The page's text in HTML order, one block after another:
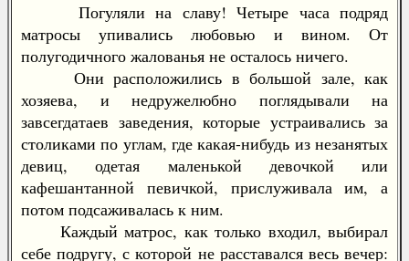
Погуляли на славу! Четыре часа подряд
матросы упивались любовью и вином. От
полугодичного жалованья не осталось ничего.
Они расположились в большой зале, как
хозяева, и недружелюбно поглядывали на
завсегдатаев заведения, которые устраивались за
столиками по углам, где какая-нибудь из незанятых
девиц, одетая маленькой девочкой или
кафешантанной певичкой, прислуживала им, а
потом подсаживалась к ним.
Каждый матрос, как только входил, выбирал
себе подругу, с которой не расставался весь вечер: